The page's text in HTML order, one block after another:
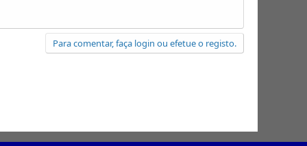
Para comentar, faça login ou efetue o registo.